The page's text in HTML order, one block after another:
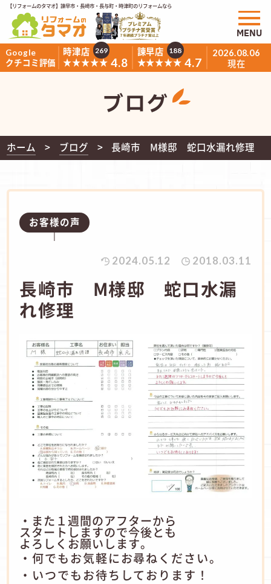
【リフォームのタマオ】諫早市・長崎市・長与町・時津町のリフォームなら
Google
クチコミ評価
時津店
★★★★★ 4.8
269
諫早店
★★★★★ 4.7
188 2026.08.06
現在
MENU
ブログ
ホーム ブログ 長崎市 M様邸 蛇口水漏れ修理
お客様の声
2024.05.12 2018.03.11
長崎市 M様邸 蛇口水漏
れ修理
・また１週間のアフターから
スタートしますので今後とも
よろしくお願いします。
・何でもお気軽にお尋ねください。
・いつでもお待ちしております！